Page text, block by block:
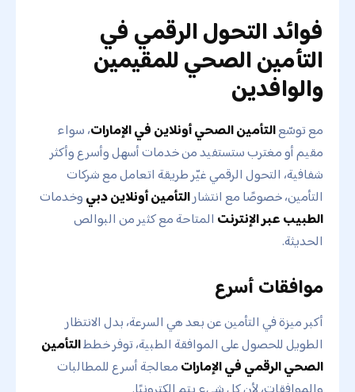
فوائد التحول الرقمي في
التأمين الصحي للمقيمين
والوافدين
مع توسّعالتأمين الصحي أونلاين في الإمارات، سواء
مقيم أو مغترب ستستفيد من خدمات أسهل وأسرع وأكثر
شفافية، التحول الرقمي غيّر طريقة اتعامل مع شركات
التأمين، خصوصًا مع انتشارالتأمين أونلاين دبيوخدمات
الطبيب عبر الإنترنت المتاحة مع كثير من البوالص
الحديثة.
موافقات أسرع
أكبر ميزة في التأمين عن بعد هي السرعة، بدل الانتظار
الطويل للحصول على الموافقة الطبية، توفر خططالتأمين
الصحي الرقمي في الإماراتمعالجة أسرع للمطالبات